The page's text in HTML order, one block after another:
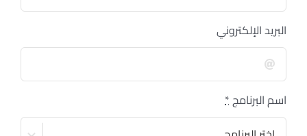
البريد الإلكتروني
اسم البرنامج*